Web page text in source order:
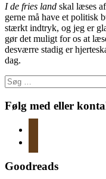
I de fries land skal læses
gerne må have et politisk
stærkt indtryk, og jeg er
gør det muligt for os at
desværre stadig er
dag.
Søg
efter:
Følg med eller
Goodreads